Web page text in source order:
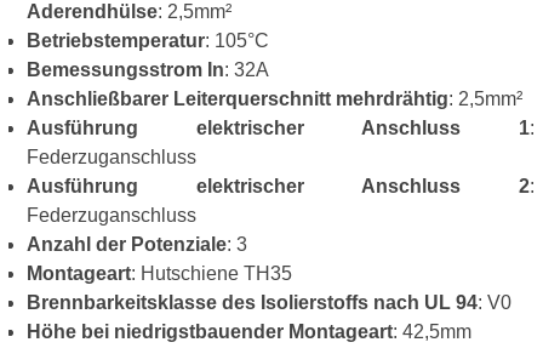
Aderendhülse: 2,5mm²
Betriebstemperatur: 105°C
Bemessungsstrom In: 32A
Anschließbarer Leiterquerschnitt mehrdrähtig: 2,5mm²
Ausführung elektrischer Anschluss 1:
Federzuganschluss
Ausführung elektrischer Anschluss 2:
Federzuganschluss
Anzahl der Potenziale: 3
Montageart: Hutschiene TH35
Brennbarkeitsklasse des Isolierstoffs nach UL 94: V0
Höhe bei niedrigstbauender Montageart: 42,5mm